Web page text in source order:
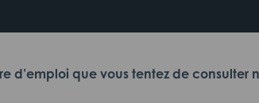
d’emploi que vous tentez de consulter